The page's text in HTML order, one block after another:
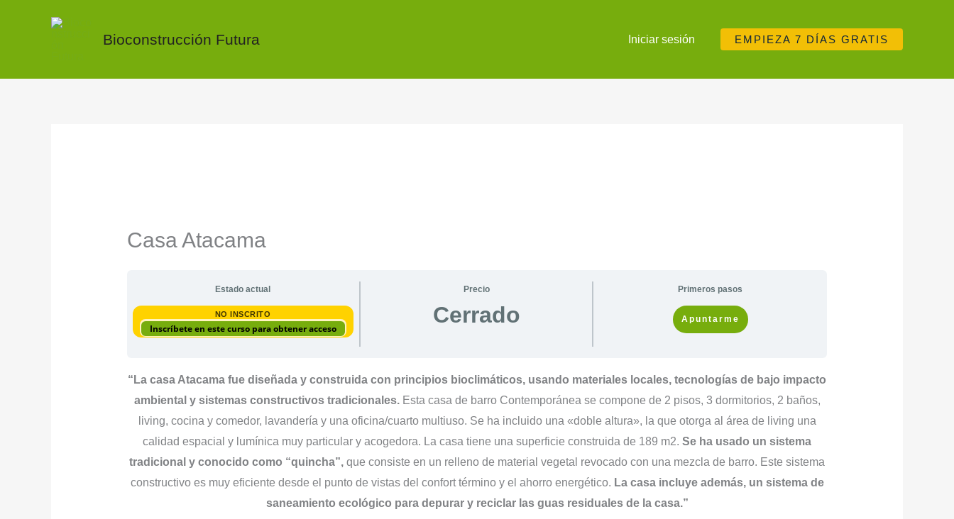
Bioconstrucción Futura Iniciar sesión EMPIEZA 7 DÍAS GRATIS
Casa Atacama
Estado actual
NO INSCRITO
Inscríbete en este curso para obtener acceso
Precio
Cerrado
Primeros pasos
Apuntarme
“La casa Atacama fue diseñada y construida con principios bioclimáticos, usando materiales locales, tecnologías de bajo impacto
ambiental y sistemas constructivos tradicionales. Esta casa de barro Contemporánea se compone de 2 pisos, 3 dormitorios, 2 baños,
living, cocina y comedor, lavandería y una oficina/cuarto multiuso. Se ha incluido una «doble altura», la que otorga al área de living una
calidad espacial y lumínica muy particular y acogedora. La casa tiene una superficie construida de 189 m2. Se ha usado un sistema
tradicional y conocido como “quincha”, que consiste en un relleno de material vegetal revocado con una mezcla de barro. Este sistema
constructivo es muy eficiente desde el punto de vistas del confort término y el ahorro energético. La casa incluye además, un sistema de
saneamiento ecológico para depurar y reciclar las guas residuales de la casa.”